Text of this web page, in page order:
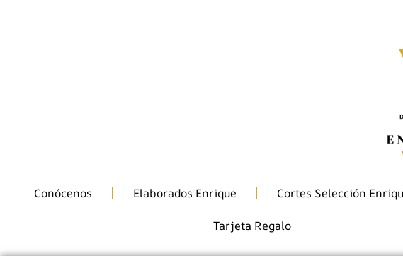
Conócenos Elaborados Enrique Cortes Selección
Tarjeta Regalo